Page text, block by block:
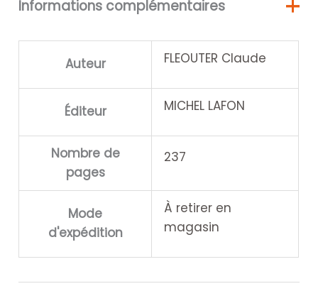
Informations complémentaires
Auteur FLEOUTER Claude
Éditeur MICHEL LAFON
Nombre de
pages
237
Mode
d'expédition
À retirer en
magasin